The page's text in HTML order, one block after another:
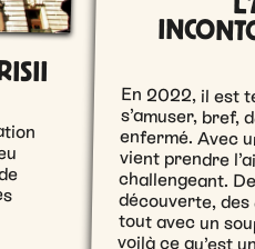
En 2022, il est
s’amuser,
enfermé. Avec
vient
découverte,
tout avec un
voilà ce